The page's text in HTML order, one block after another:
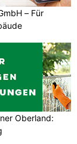
– Für
Oberland: